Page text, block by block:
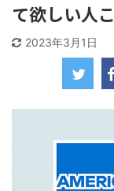
て欲しい人
2023年3月1日